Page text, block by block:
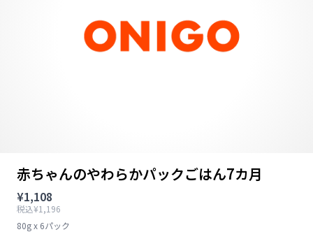
赤ちゃんのやわらかパックごはん7カ月
¥1,108
税込¥1,196
80g x 6パック